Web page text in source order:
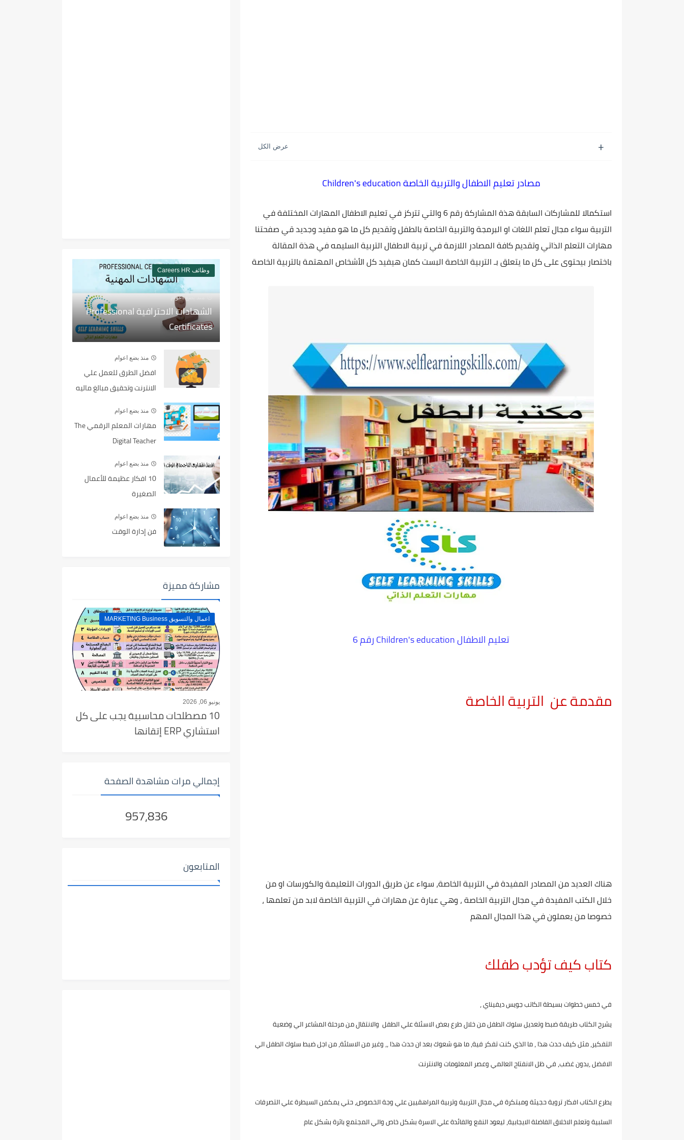
مصادر تعليم الاطفال والتربية الخاصة Children's education
استكمالا للمشاركات السابقة هذة المشاركة رقم 6 والتي تتركز في تعليم الاطفال المهارات المختلفة في
التربية سواء مجال تعلم اللغات او البرمجة والتربية الخاصة بالطفل وتقديم كل ما هو مفيد وجديد قي صفحتنا
مهارات التعلم الذاتي وتقديم كافة المصادر اللازمة في تربية الاطفال التربية السليمه في هذة المقالة
باختصار بيحتوى على كل ما يتعلق بـ التربية الخاصة البست كمان هيفيد كل الأشخاص المهتمة بالتربية الخاصة
تعليم الاطفال Children's education رقم 6
مقدمة عن التربية الخاصة
هناك العديد من المصادر المفيدة في التربية الخاصة، سواء عن طريق الدورات التعليمة والكورسات او من
خلال الكتب المفيدة في مجال التربية الخاصة ، وهي عبارة عن مهارات في التربية الخاصة لابد من تعلمها ،
خصوصا من يعملون في هذا المجال المهم
كتاب كيف تؤدب طفلك
في خمس خطوات بسيطة الكاتب جويس ديفيناي ،
يشرح الكتاب طريقة ضبط وتعديل سلوك الطفل من خلال طرع بعض الاسئلة علي الطفل والانتقال من مرحلة المشاعر الي وضعية
التفكير، مثل كيف حدث هذا ، ما الذي كنت تفكر فية، ما هو شعوك بعد ان حدث هذا ،، وغير من الاسلئة، من اجل ضبط سلوك الطفل الي
الافضل ،بدون غضب، في ظل الانفتاح العالمي وعصر المعلومات والانترنت
يطرع الكتاب افكار تروية حجيثة ومبتكرة في مجال التربية وتربية المراهقيين علي وجة الخصوص، حتي يمكمن السيطرة علي التصرفات
السلبية وتعلم الاخلاق الفاضلة الايجابية، ليعود النفع والفائدة علي الاسرة بشكل خاص والي المجتمع باثرة بشكل عام
وظائف Careers HR
منذ بضع اعوام
الشهادات الاحترافية Professional
Certificates
منذ بضع اعوام
افضل الطرق للعمل علي
الانترنت وتحقيق مبالغ ماليه
منذ بضع اعوام
مهارات المعلم الرقمي The
Digital Teacher
منذ بضع اعوام
10 افكار عظيمة للأعمال
الصغيرة
منذ بضع اعوام
فن إدارة الوقت
مشاركة مميزة
اعمال والتسويق MARKETING Business
يونيو 06, 2026
10 مصطلحات محاسبية يجب على كل
استشاري ERP إتقانها
إجمالي مرات مشاهدة الصفحة
957,836
المتابعون